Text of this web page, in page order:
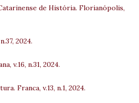
de História. Florianópolis,
2024.
v.16, n.31, 2024.
Franca, v.13, n.1, 2024.